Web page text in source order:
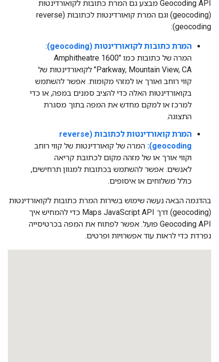
‫Geocoding API מבצע גם המרת כתובות לקואורדינטות
(geocoding) וגם המרת קואורדינטות לכתובות (reverse
geocoding):
המרת כתובות לקואורדינטות (geocoding)
:
המרה של כתובות כמו "1600 Amphitheatre
Parkway, Mountain View, CA" לקואורדינטות של
קווי רוחב ואורך או למזהי מקומות. אפשר להשתמש
בקואורדינטות האלה כדי להציב סמנים במפה, או כדי
למרכז או למקם מחדש את המפה בתוך מסגרת
התצוגה.
המרת קואורדינטות לכתובות (reverse
geocoding):
המרה של קואורדינטות של קווי רוחב
וקווי אורך או של מזהה מקום לכתובת קריאה
לאנשים. אפשר להשתמש בכתובות למגוון תרחישים,
כולל משלוחים או איסופים.
בהדגמה הבאה נעשה שימוש בשירות המרת כתובות לקואורדינטות
(geocoding) דרך Maps JavaScript API כדי להמחיש איך
Geocoding API פועל. אפשר לפתוח את המפה בכרטיסייה
נפרדת כדי לראות עוד אפשרויות ופרטים.